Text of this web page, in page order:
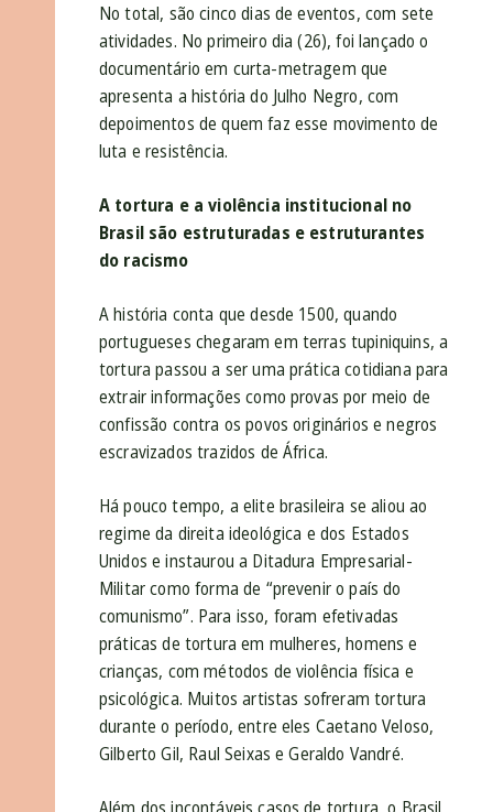
No total, são cinco dias de eventos, com sete
atividades. No primeiro dia (26), foi lançado o
documentário em curta-metragem que
apresenta a história do Julho Negro, com
depoimentos de quem faz esse movimento de
luta e resistência.
A tortura e a violência institucional no
Brasil são estruturadas e estruturantes
do racismo
A história conta que desde 1500, quando
portugueses chegaram em terras tupiniquins, a
tortura passou a ser uma prática cotidiana para
extrair informações como provas por meio de
confissão contra os povos originários e negros
escravizados trazidos de África.
Há pouco tempo, a elite brasileira se aliou ao
regime da direita ideológica e dos Estados
Unidos e instaurou a Ditadura Empresarial-
Militar como forma de “prevenir o país do
comunismo”. Para isso, foram efetivadas
práticas de tortura em mulheres, homens e
crianças, com métodos de violência física e
psicológica. Muitos artistas sofreram tortura
durante o período, entre eles Caetano Veloso,
Gilberto Gil, Raul Seixas e Geraldo Vandré.